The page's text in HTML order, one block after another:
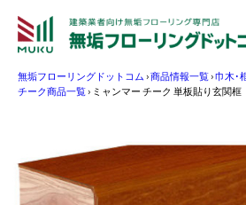
無垢フローリングドットコム›商品情報一覧›巾木･
チーク商品一覧› ミャンマー チーク 単板貼り玄関框